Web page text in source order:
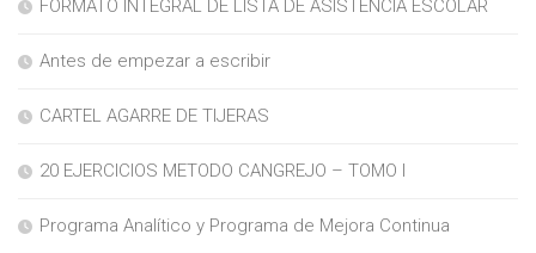
FORMATO INTEGRAL DE LISTA DE ASISTENCIA ESCOLAR
Antes de empezar a escribir
CARTEL AGARRE DE TIJERAS
20 EJERCICIOS METODO CANGREJO – TOMO I
Programa Analítico y Programa de Mejora Continua